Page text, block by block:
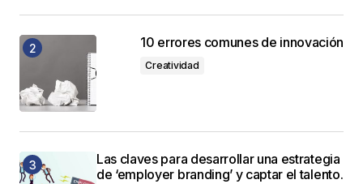
10 errores comunes de innovación
Creatividad
Las claves para desarrollar una estrategia
de ‘employer branding’ y captar el talento.